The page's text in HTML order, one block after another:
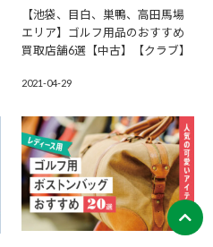
【池袋、目白、巣鴨、高田馬場
エリア】ゴルフ用品のおすすめ
買取店舗6選【中古】【クラブ】
2021-04-29